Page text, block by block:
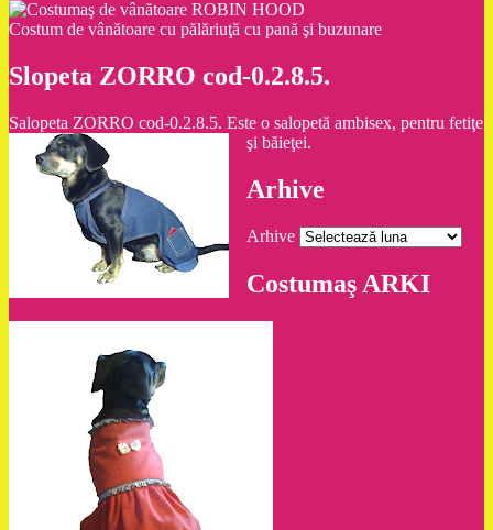
Costum de vânătoare cu pălăriuţă cu pană şi buzunare
Slopeta ZORRO cod-0.2.8.5.
Salopeta ZORRO cod-0.2.8.5. Este o salopetă ambisex, pentru fetiţe
şi băieţei.
Arhive
Arhive
Costumaş ARKI